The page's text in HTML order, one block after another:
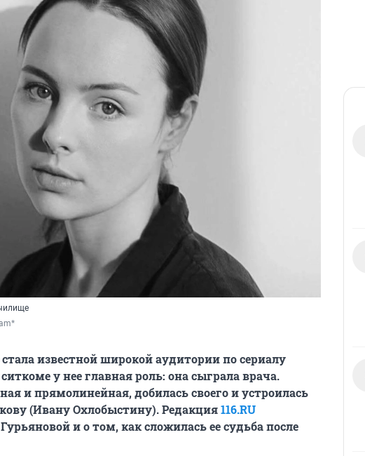
известной широкой аудитории по сериалу
у нее главная роль: она сыграла врача.
и прямолинейная, добилась своего и устроилась
(Ивану Охлобыстину). Редакция116.RU
и о том, как сложилась ее судьба после